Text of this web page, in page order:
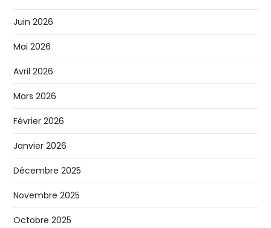
Juin 2026
Mai 2026
Avril 2026
Mars 2026
Février 2026
Janvier 2026
Décembre 2025
Novembre 2025
Octobre 2025